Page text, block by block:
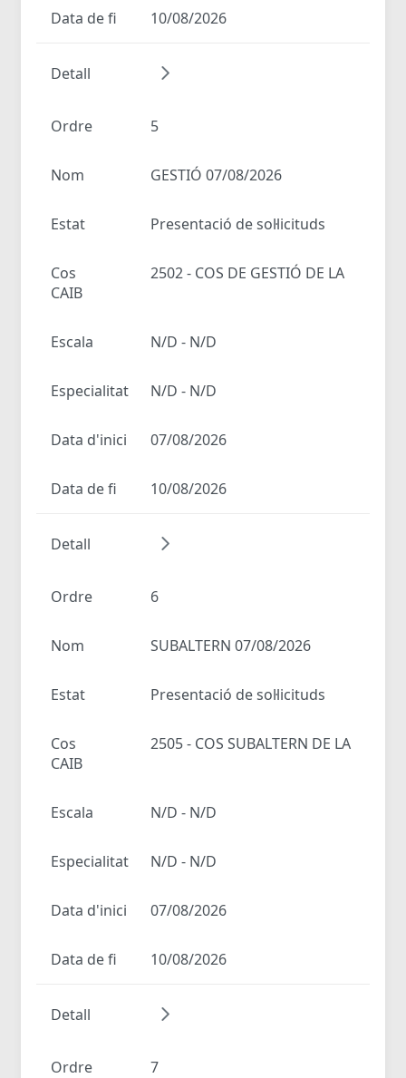
Data de fi 10/08/2026
Detall
Ordre 5
Nom GESTIÓ 07/08/2026
Estat Presentació de sol·licituds
Cos
2502 - COS DE GESTIÓ DE LA
CAIB
Escala N/D - N/D
Especialitat N/D - N/D
Data d'inici 07/08/2026
Data de fi 10/08/2026
Detall
Ordre 6
Nom SUBALTERN 07/08/2026
Estat Presentació de sol·licituds
Cos
2505 - COS SUBALTERN DE LA
CAIB
Escala N/D - N/D
Especialitat N/D - N/D
Data d'inici 07/08/2026
Data de fi 10/08/2026
Detall
Ordre 7